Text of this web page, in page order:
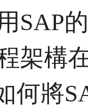
SAP
架構
何將